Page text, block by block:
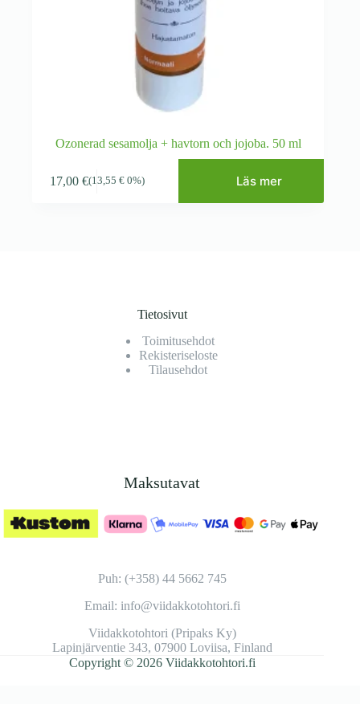
Ozonerad sesamolja + havtorn och jojoba. 50 ml
17,00 €(13,55 €0%) Läs mer
Tietosivut
Toimitusehdot
Rekisteriseloste
Tilausehdot
Maksutavat
Puh: (+358) 44 5662 745
Email: info@viidakkotohtori.fi
Viidakkotohtori (Pripaks Ky)
Lapinjärventie 343, 07900 Loviisa, Finland
Copyright © 2026 Viidakkotohtori.fi